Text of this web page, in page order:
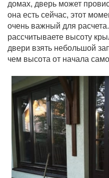
домах, дверь может
она есть сейчас, этот
очень важный для
рассчитываете высоту
двери взять небольшой
чем высота от начала